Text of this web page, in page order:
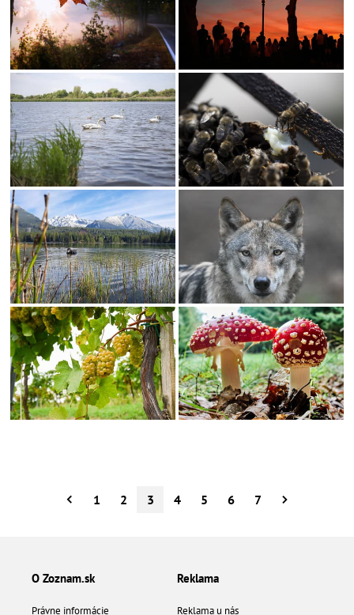
1 2 3 4 5 6 7
O Zoznam.sk
Právne informácie
Reklama
Reklama u nás